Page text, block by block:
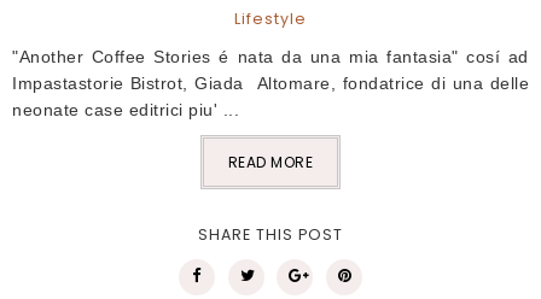
Lifestyle
"Another Coffee Stories é nata da una mia fantasia" cosí ad
Impastastorie Bistrot, Giada Altomare, fondatrice di una delle
neonate case editrici piu' ...
READ MORE
SHARE THIS POST